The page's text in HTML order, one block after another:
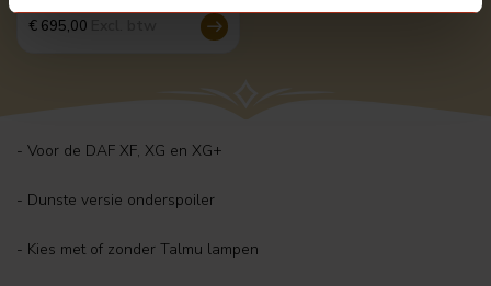
€ 695,00
- Voor de DAF XF, XG en XG+
- Dunste versie onderspoiler
- Kies met of zonder Talmu lampen